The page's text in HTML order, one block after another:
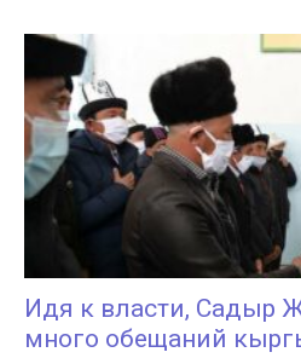
Идя к власти, Садыр
много обещаний